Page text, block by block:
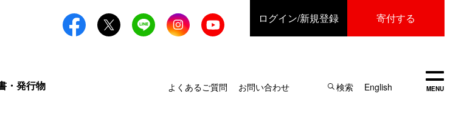
MENU
開く
・発行物
ログイン/新規登録 寄付する
よくあるご質問 お問い合わせ 検索 English